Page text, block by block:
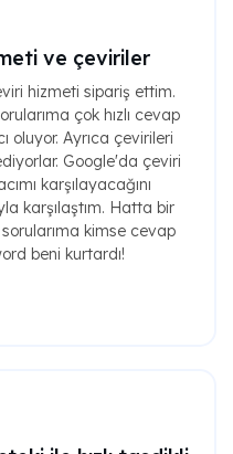
ve çeviriler
hizmeti sipariş ettim.
çok hızlı cevap
oluyor. Ayrıca çevirileri
Google'da çeviri
karşılayacağını
karşılaştım. Hatta bir
kimse cevap
beni kurtardı!